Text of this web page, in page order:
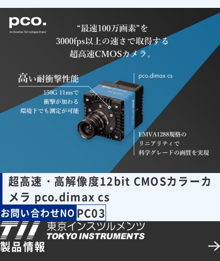
超高速・高解像度12bit CMOSカラーカ
メラ pco.dimax cs
お問い合わせNO PC03
製品情報